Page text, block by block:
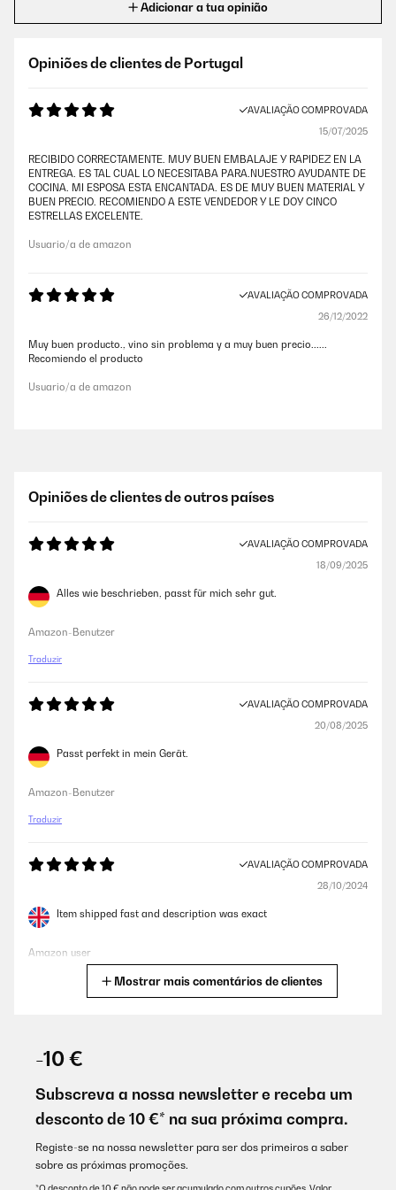
Adicionar a tua opinião
Opiniões de clientes de Portugal
AVALIAÇÃO COMPROVADA
15/07/2025
RECIBIDO CORRECTAMENTE. MUY BUEN EMBALAJE Y RAPIDEZ EN LA
ENTREGA. ES TAL CUAL LO NECESITABA PARA.NUESTRO AYUDANTE DE
COCINA. MI ESPOSA ESTA ENCANTADA. ES DE MUY BUEN MATERIAL Y
BUEN PRECIO. RECOMIENDO A ESTE VENDEDOR Y LE DOY CINCO
ESTRELLAS EXCELENTE.
Usuario/a de amazon
AVALIAÇÃO COMPROVADA
26/12/2022
Muy buen producto., vino sin problema y a muy buen precio......
Recomiendo el producto
Usuario/a de amazon
Opiniões de clientes de outros países
AVALIAÇÃO COMPROVADA
18/09/2025
Alles wie beschrieben, passt für mich sehr gut.
Amazon-Benutzer
Traduzir
AVALIAÇÃO COMPROVADA
20/08/2025
Passt perfekt in mein Gerät.
Amazon-Benutzer
Traduzir
AVALIAÇÃO COMPROVADA
28/10/2024
Item shipped fast and description was exact
Amazon user
buon acciaio bello,piace molto.
Utente Amazon
Traduzir
Mostrar mais comentários de clientes
-10 €
Subscreva a nossa newsletter e receba um
desconto de 10 €* na sua próxima compra.
Registe-se na nossa newsletter para ser dos primeiros a saber
sobre as próximas promoções.